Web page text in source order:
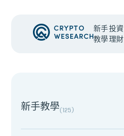
新手
教學
投資
理財
NEW EVENT
新手教學(125)